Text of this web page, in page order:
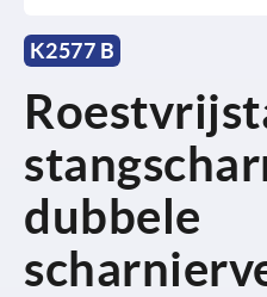
K2577 B
dubbele